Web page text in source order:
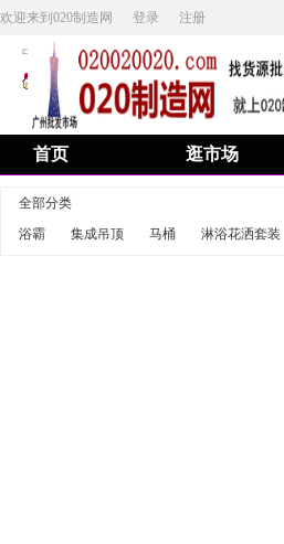
欢迎来到020制造网 登录 注册
中英文切换/Chinese English switching
添加桌面图标 |
加入收藏
首页 逛市场
全部分类
浴霸
集成吊顶 马桶 淋浴花洒套装